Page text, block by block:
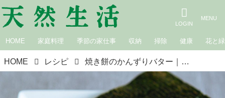
HOME 家庭料理 季節の家仕事 収納 掃除 健康 花と緑
HOME レシピ 焼き餅のかんずりバター｜松田美智子の季節の仕事